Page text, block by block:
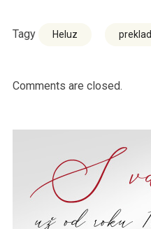
Tagy Heluz preklad
Comments are closed.